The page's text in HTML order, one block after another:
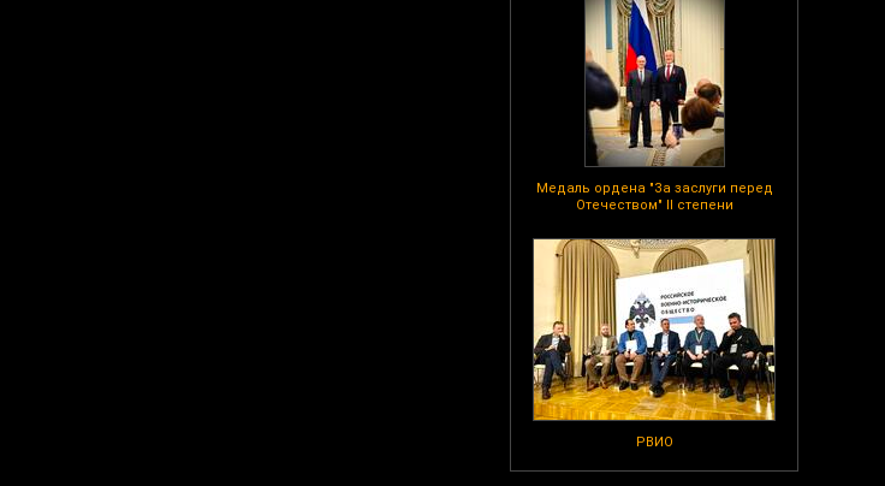
Медаль ордена "За заслуги перед
Отечеством" II степени
РВИО